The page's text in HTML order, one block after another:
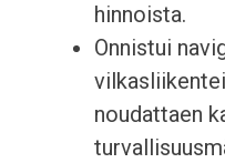
hinnoista.
Onnistui
noudattaen